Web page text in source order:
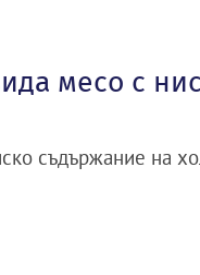
месо с
съдържание на